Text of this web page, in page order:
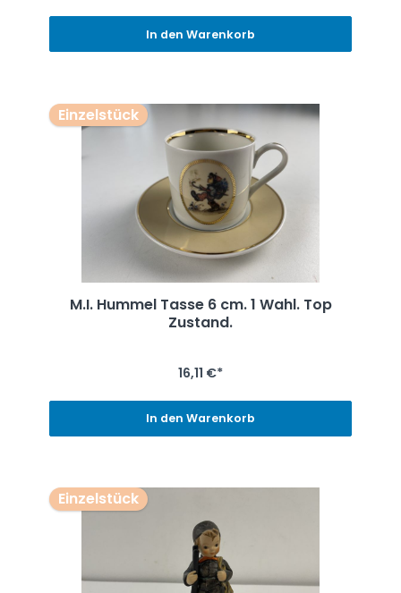
In den Warenkorb
Einzelstück
M.I. Hummel Tasse 6 cm. 1 Wahl. Top
Zustand.
16,11 €*
In den Warenkorb
Einzelstück